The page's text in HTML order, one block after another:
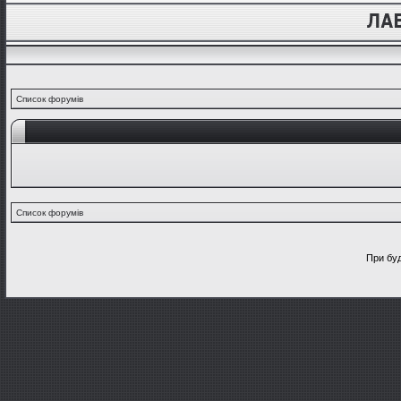
Список форумів
Список форумів
При